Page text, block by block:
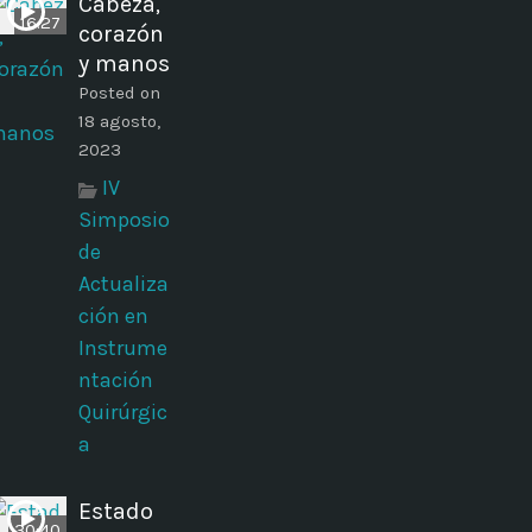
16:27
corazón
y manos
Posted on
18 agosto,
2023
IV
Simposio
de
Actualiza
ción en
Instrume
ntación
Quirúrgic
a
Estado